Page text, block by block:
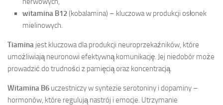
witamina B12(kobalamina) – kluczowa w produkcji osłonek
mielinowych.
Tiamina jest kluczowa dla produkcji neuroprzekaźników, które
umożliwiają neuronowi efektywną komunikację. Jej niedobór może
prowadzić do trudności z pamięcią oraz koncentracją.
Witamina B6 uczestniczy w syntezie serotoniny i dopaminy –
hormonów, które regulują nastrój i emocje. Utrzymanie